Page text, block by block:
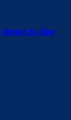
du über